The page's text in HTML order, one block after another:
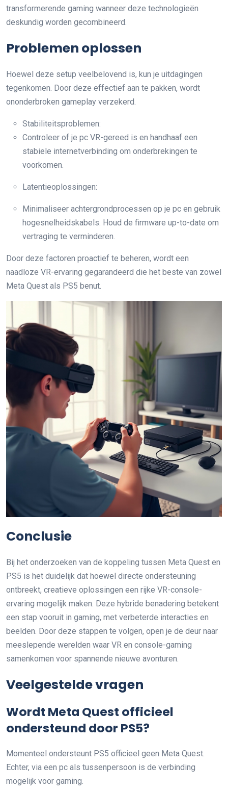
transformerende gaming wanneer deze technologieën
deskundig worden gecombineerd.
Problemen oplossen
Hoewel deze setup veelbelovend is, kun je uitdagingen
tegenkomen. Door deze effectief aan te pakken, wordt
ononderbroken gameplay verzekerd.
Stabiliteitsproblemen:
Controleer of je pc VR-gereed is en handhaaf een
stabiele internetverbinding om onderbrekingen te
voorkomen.
Latentieoplossingen:
Minimaliseer achtergrondprocessen op je pc en gebruik
hogesnelheidskabels. Houd de firmware up-to-date om
vertraging te verminderen.
Door deze factoren proactief te beheren, wordt een
naadloze VR-ervaring gegarandeerd die het beste van zowel
Meta Quest als PS5 benut.
Conclusie
Bij het onderzoeken van de koppeling tussen Meta Quest en
PS5 is het duidelijk dat hoewel directe ondersteuning
ontbreekt, creatieve oplossingen een rijke VR-console-
ervaring mogelijk maken. Deze hybride benadering betekent
een stap vooruit in gaming, met verbeterde interacties en
beelden. Door deze stappen te volgen, open je de deur naar
meeslepende werelden waar VR en console-gaming
samenkomen voor spannende nieuwe avonturen.
Veelgestelde vragen
Wordt Meta Quest officieel
ondersteund door PS5?
Momenteel ondersteunt PS5 officieel geen Meta Quest.
Echter, via een pc als tussenpersoon is de verbinding
mogelijk voor gaming.